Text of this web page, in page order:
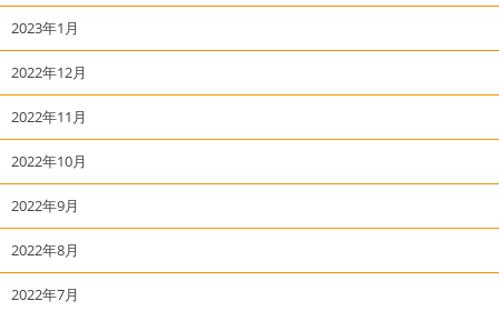
2023年1月
2022年12月
2022年11月
2022年10月
2022年9月
2022年8月
2022年7月